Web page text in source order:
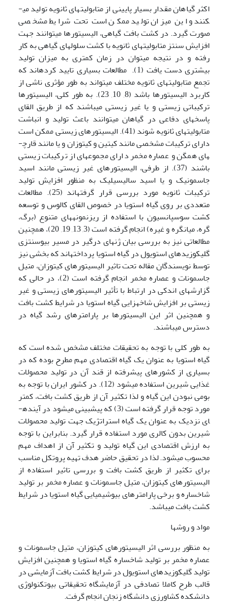
اکثر گیاهان مقدار بسیار پایینی از متابولیت­های ثانویه تولید می­
کنند و این میزان تولید ممکن است تحت شرایط مشخصی
صورت گیرد. در کشت بافت گیاهی، الیسیتورها می­توانند جهت
افزایش سنتز متابولیت­های ثانویه با کشت سلول­های گیاهی به کار
رفته و در نتیجه می­توان در زمان کمتری به میزان تولید
بیشتری دست یافت (1). مطالعات بسیاری تایید کرده­اند که
تجمع متابولیت­های ثانویه مختلف می­تواند به طور مؤثری ناشی از
کاربرد الیسیتورها باشد (8, 10, 23). به طور کلی، الیسیتورها
ترکیباتی زیستی و یا غیر زیستی می­باشند که از طریق القای
پاسخ­های دفاعی در گیاهان می­توانند باعث تولید و انباشت
متابولیت­های ثانویه ­شوند (41). الیسیتورهای زیستی ممکن است
دارای ترکیبات مشخصی مانند کیتین و کیتوزان و یا مانند قارچ­
های همگن و عصاره مخمر دارای مجموعه­ای از ترکیبات زیستی
باشند (37). از طرفی، الیسیتورهای غیر زیستی مانند اسید
جاسمونیک و یا اسید سالیسیلیک به منظور افزایش تولید
ترکیبات ثانویه مورد بررسی قرار گرفته­اند (25). مطالعات
متعددی بر روی گیاه استویا در خصوص القای کالوس و توسعه
کشت سوسپانسیون با استفاده از ریزنمونه­های متنوع (برگ،
گره، میانگره و غیره) انجام گرفته است (3, 13, 19, 20)، همچنین
مطالعاتی نیز به بررسی بیان ژن­های درگیر در مسیر بیوسنتزی
گلیکوزیدهای استویول در گیاه استویا پرداخته­اند که بخشی نیز
توسط نویسندگان مقاله تحت تاثیر الیسیتورهای کیتوزان، متیل
جاسمونات و عصاره مخمر انجام گرفته است (2)، در حالی که
گزارش­های اندکی در ارتباط با تأثیر الیسیتورهای زیستی و غیر
زیستی بر افزایش شاخه­زایی گیاه استویا در شرایط کشت بافت
و همچنین اثر این الیسیتورها بر پارامترهای رشد گیاه در
دسترس می­باشند.
به طور کلی با توجه به تحقیقات مختلف مشخص شده است که
گیاه استویا به عنوان یک گیاه اقتصادی مهم مطرح بوده که در
بسیاری از کشورهای پیشرفته از قند آن در تولید محصولات
غذایی شیرین استفاده می­شود (12). در کشور ایران با توجه به
بومی نبودن این گیاه و لذا تکثیر آن از طریق کشت بافت، کمتر
مورد توجه قرار گرفته است (3) که پیش­بینی می­شود در آینده­
ای نزدیک به عنوان یک گیاه استراتژیک جهت تولید محصولات
شیرین بدون کالری مورد استفاده قرار گیرد. بنابراین با توجه
به ارزش اقتصادی این گیاه تولید و تکثیر آن از اهداف مهم
محسوب می­شود.لذا در تحقیق حاضر هدف تهیه پروتکل مناسب
برای تکثیر از طریق کشت بافت و بررسی تاثیر استفاده از
الیسیتورهای کیتوزان، متیل جاسمونات و عصاره مخمر بر تولید
شاخساره و برخی پارامترهای بیوشیمیایی گیاه استویا در شرایط
کشت بافت می­باشد.
مواد و روشها
به منظور بررسی اثر الیسیتورهای کیتوزان، متیل جاسمونات و
عصاره مخمر بر تولید شاخساره گیاه استویا و همچنین افزایش
تولید گلیکوزیدهای استویول در شرایط کشت بافت آزمایشی در
قالب طرح کاملا تصادفی در آزمایشگاه تحقیقاتی بیوتکنولوژی
دانشکده کشاورزی دانشگاه زنجان انجام گرفت.